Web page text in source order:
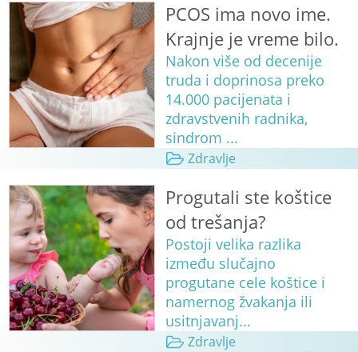
PCOS ima novo ime.
Krajnje je vreme bilo.
Nakon više od decenije
truda i doprinosa preko
14.000 pacijenata i
zdravstvenih radnika,
sindrom ...
Zdravlje
Progutali ste koštice
od trešanja?
Postoji velika razlika
između slučajno
progutane cele koštice i
namernog žvakanja ili
usitnjavanj...
Zdravlje